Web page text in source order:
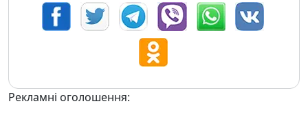
Рекламні оголошення: